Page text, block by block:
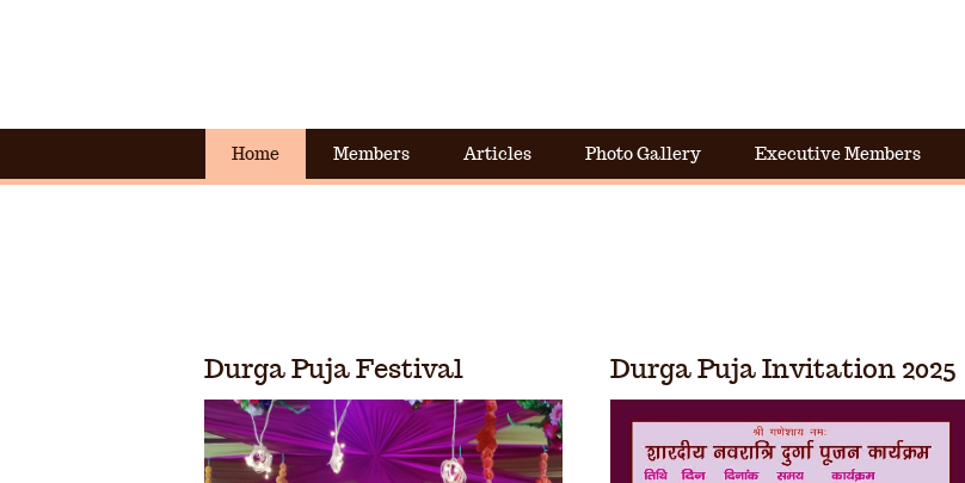
Home Members Articles Photo Gallery Executive Members
Durga Puja Festival Durga Puja Invitation 2025